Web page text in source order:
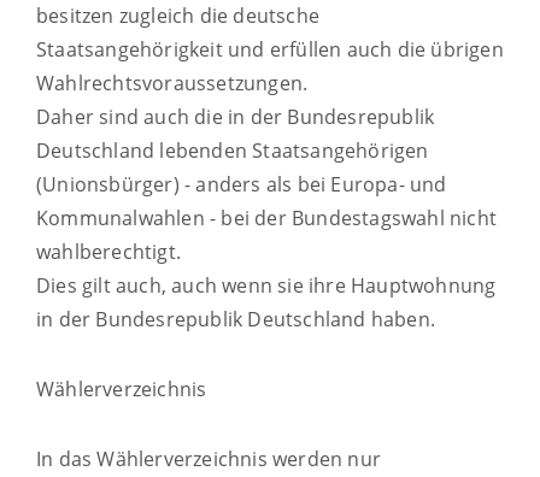
besitzen zugleich die deutsche
Staatsangehörigkeit und erfüllen auch die übrigen
Wahlrechtsvoraussetzungen.
Daher sind auch die in der Bundesrepublik
Deutschland lebenden Staatsangehörigen
(Unionsbürger) - anders als bei Europa- und
Kommunalwahlen - bei der Bundestagswahl nicht
wahlberechtigt.
Dies gilt auch, auch wenn sie ihre Hauptwohnung
in der Bundesrepublik Deutschland haben.
Wählerverzeichnis
In das Wählerverzeichnis werden nur